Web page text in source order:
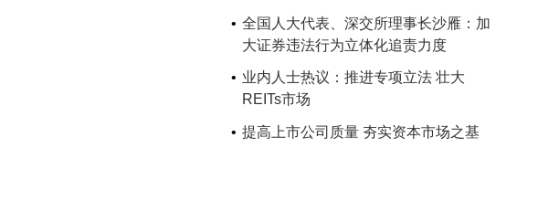
全国人大代表、深交所理事长沙雁：加
大证券违法行为立体化追责力度
业内人士热议：推进专项立法 壮大
REITs市场
提高上市公司质量 夯实资本市场之基